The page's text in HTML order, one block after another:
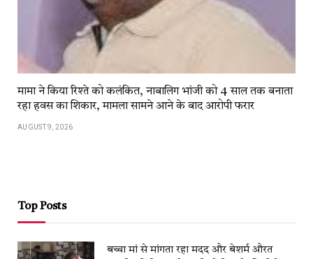
मामा ने किया रिश्ते को कलंकित, नाबालिग भांजी को 4 साल तक बनाता
रहा हवस का शिकार, मामला सामने आने के बाद आरोपी फरार
AUGUST 9, 2026
Top Posts
बच्चा मां से मांगता रहा मदद और बेशर्म औरत